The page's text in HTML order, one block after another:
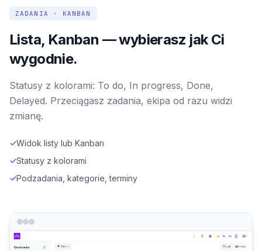
ZADANIA · KANBAN
Lista, Kanban — wybierasz jak Ci
wygodnie.
Statusy z kolorami: To do, In progress, Done,
Delayed. Przeciągasz zadania, ekipa od razu widzi
zmianę.
✓Widok listy lub Kanban
✓Statusy z kolorami
✓Podzadania, kategorie, terminy